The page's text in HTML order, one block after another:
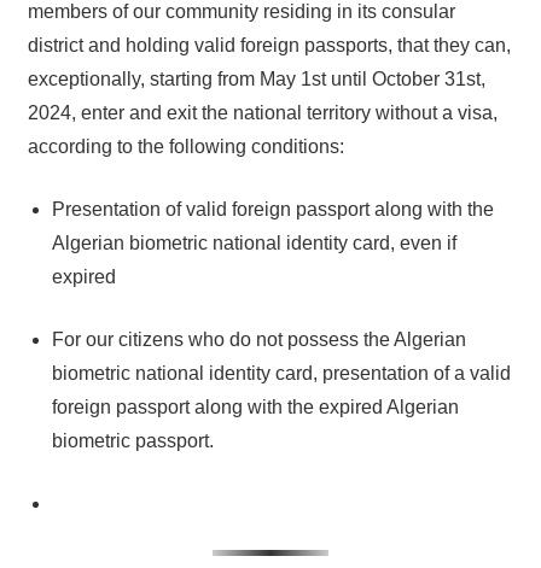
members of our community residing in its consular
district and holding valid foreign passports, that they can,
exceptionally, starting from May 1st until October 31st,
2024, enter and exit the national territory without a visa,
according to the following conditions:
Presentation of valid foreign passport along with the
Algerian biometric national identity card, even if
expired
For our citizens who do not possess the Algerian
biometric national identity card, presentation of a valid
foreign passport along with the expired Algerian
biometric passport.